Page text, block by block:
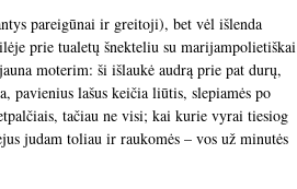
pareigūnai ir greitoji), bet vėl išlenda
prie tualetų šnekteliu su marijampolietiškai
moterim: ši išlaukė audrą prie pat durų,
pavienius lašus keičia liūtis, slepiamės po
tačiau ne visi; kai kurie vyrai tiesiog
judam toliau ir raukomės – vos už minutės